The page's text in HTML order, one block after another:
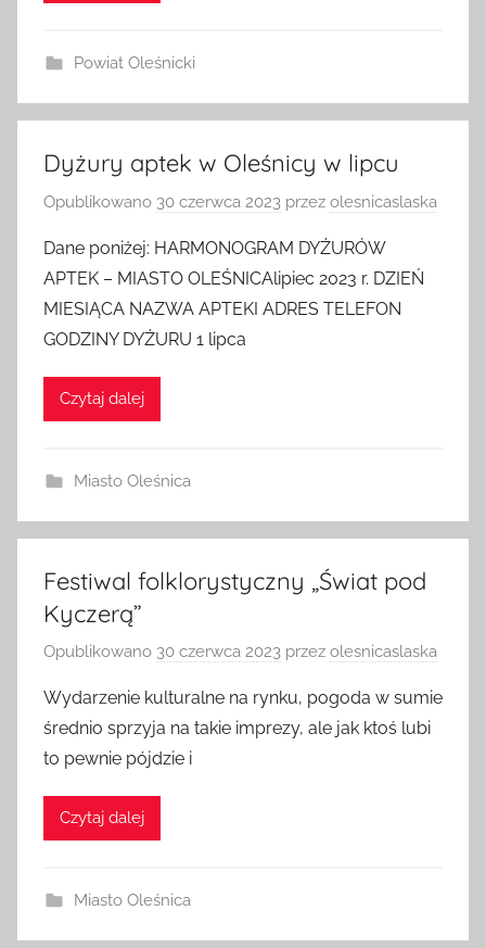
Powiat Oleśnicki
Dyżury aptek w Oleśnicy w lipcu
Opublikowano 30 czerwca 2023 przez olesnicaslaska
Dane poniżej: HARMONOGRAM DYŻURÓW
APTEK – MIASTO OLEŚNICAlipiec 2023 r. DZIEŃ
MIESIĄCA NAZWA APTEKI ADRES TELEFON
GODZINY DYŻURU 1 lipca
Czytaj dalej
Miasto Oleśnica
Festiwal folklorystyczny „Świat pod
Kyczerą”
Opublikowano 30 czerwca 2023 przez olesnicaslaska
Wydarzenie kulturalne na rynku, pogoda w sumie
średnio sprzyja na takie imprezy, ale jak ktoś lubi
to pewnie pójdzie i
Czytaj dalej
Miasto Oleśnica